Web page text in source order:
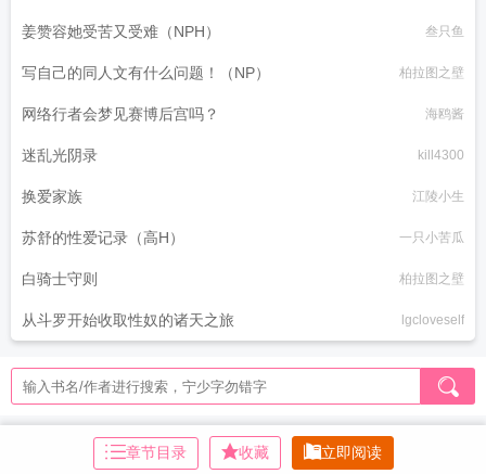
姜赞容她受苦又受难（NPH） 叁只鱼
写自己的同人文有什么问题！（NP） 柏拉图之壁
网络行者会梦见赛博后宫吗？ 海鸥酱
迷乱光阴录 kill4300
换爱家族 江陵小生
苏舒的性爱记录（高H） 一只小苦瓜
白骑士守则 柏拉图之壁
从斗罗开始收取性奴的诸天之旅 lgcloveself
章节目录 收藏 立即阅读